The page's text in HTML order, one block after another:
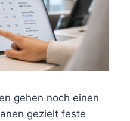
gehen noch einen
gezielt feste